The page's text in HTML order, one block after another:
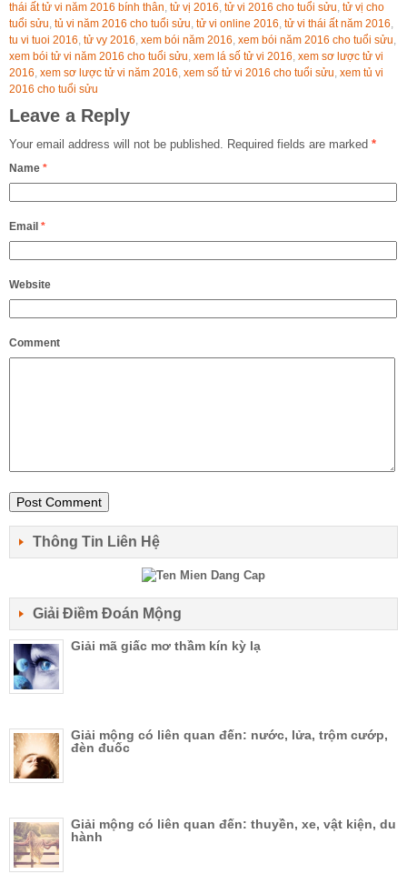
thái ất tử vi năm 2016 bính thân, tử vị 2016, tử vi 2016 cho tuổi sửu, tử vị cho
tuổi sửu, tủ vi năm 2016 cho tuổi sửu, tử vi online 2016, tử vi thái ất năm 2016,
tu vi tuoi 2016, tử vy 2016, xem bói năm 2016, xem bói năm 2016 cho tuổi sửu,
xem bói tử vi năm 2016 cho tuổi sửu, xem lá số tử vi 2016, xem sơ lược tử vi
2016, xem sơ lược tử vi năm 2016, xem số tử vi 2016 cho tuổi sửu, xem tủ vi
2016 cho tuổi sửu
Leave a Reply
Your email address will not be published. Required fields are marked *
Name *
Email *
Website
Comment
Thông Tin Liên Hệ
Giải Điềm Đoán Mộng
Giải mã giấc mơ thầm kín kỳ lạ
Giải mộng có liên quan đến: nước, lửa, trộm cướp,
đèn đuốc
Giải mộng có liên quan đến: thuyền, xe, vật kiện, du
hành